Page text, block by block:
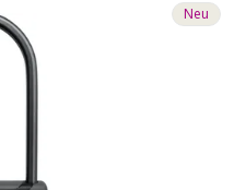
Neu